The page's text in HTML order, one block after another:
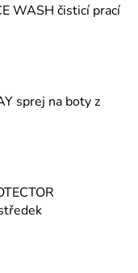
WASH čisticí prací
sprej na boty z